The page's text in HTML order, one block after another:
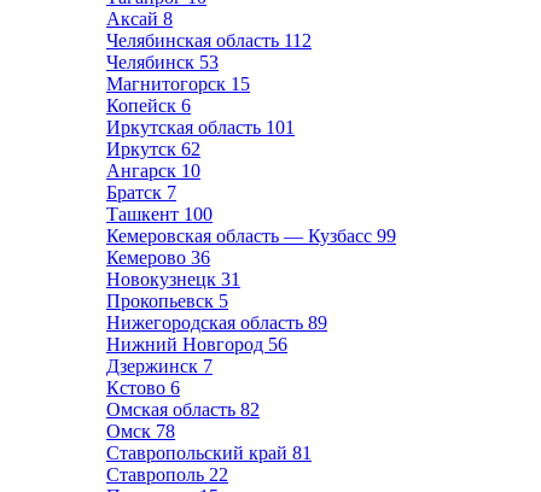
Аксай 8
Челябинская область 112
Челябинск 53
Магнитогорск 15
Копейск 6
Иркутская область 101
Иркутск 62
Ангарск 10
Братск 7
Ташкент 100
Кемеровская область — Кузбасс 99
Кемерово 36
Новокузнецк 31
Прокопьевск 5
Нижегородская область 89
Нижний Новгород 56
Дзержинск 7
Кстово 6
Омская область 82
Омск 78
Ставропольский край 81
Ставрополь 22